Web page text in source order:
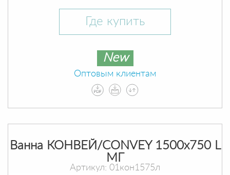
Где купить
New
Оптовым клиентам
Ванна КОНВЕЙ/CONVEY 1500х750 L
МГ
Артикул: 01кон1575л